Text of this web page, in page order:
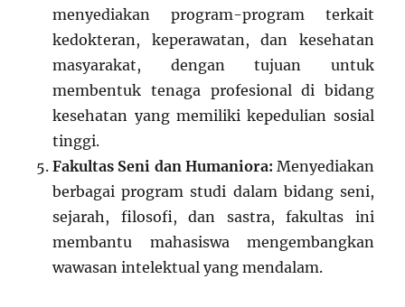
menyediakan program-program terkait
kedokteran, keperawatan, dan kesehatan
masyarakat, dengan tujuan untuk
membentuk tenaga profesional di bidang
kesehatan yang memiliki kepedulian sosial
tinggi.
Fakultas Seni dan Humaniora: Menyediakan
berbagai program studi dalam bidang seni,
sejarah, filosofi, dan sastra, fakultas ini
membantu mahasiswa mengembangkan
wawasan intelektual yang mendalam.